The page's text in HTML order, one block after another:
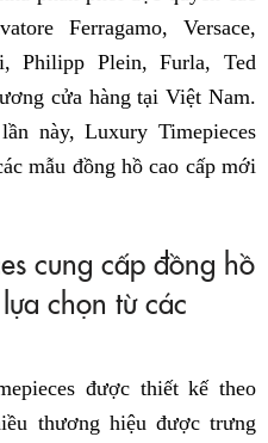
Ferragamo, Versace,
Philipp Plein, Furla, Ted
cửa hàng tại Việt Nam.
này, Luxury Timepieces
mẫu đồng hồ cao cấp mới
cung cấp đồng hồ
chọn từ các
được thiết kế theo
thương hiệu được trưng